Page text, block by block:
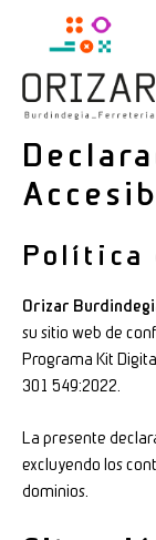
Política
Orizar
su sitio web de
Programa Kit
301 549:2022.
La presente
excluyendo los
dominios.